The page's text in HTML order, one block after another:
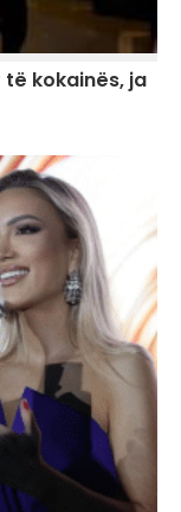
kokainës, ja